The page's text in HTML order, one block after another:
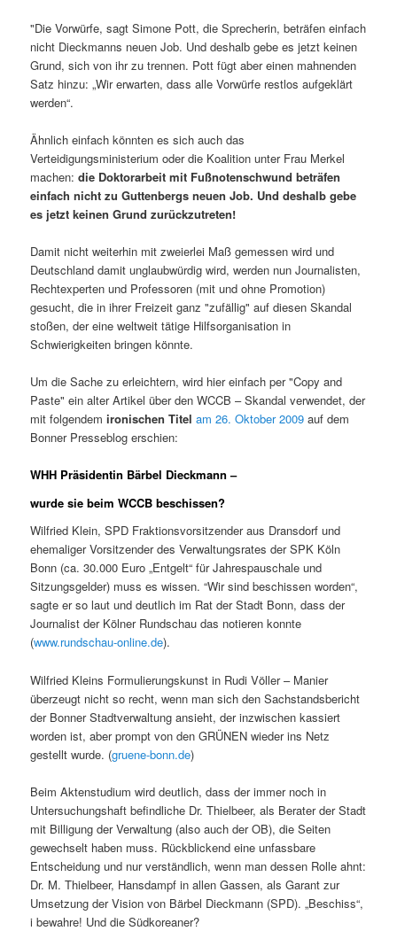
"Die Vorwürfe, sagt Simone Pott, die Sprecherin, beträfen einfach
nicht Dieckmanns neuen Job. Und deshalb gebe es jetzt keinen
Grund, sich von ihr zu trennen. Pott fügt aber einen mahnenden
Satz hinzu: „Wir erwarten, dass alle Vorwürfe restlos aufgeklärt
werden“.
Ähnlich einfach könnten es sich auch das
Verteidigungsministerium oder die Koalition unter Frau Merkel
machen:die Doktorarbeit mit Fußnotenschwund beträfen
einfach nicht zu Guttenbergs neuen Job. Und deshalb gebe
es jetzt keinen Grund zurückzutreten!
Damit nicht weiterhin mit zweierlei Maß gemessen wird und
Deutschland damit unglaubwürdig wird, werden nun Journalisten,
Rechtexperten und Professoren (mit und ohne Promotion)
gesucht, die in ihrer Freizeit ganz "zufällig" auf diesen Skandal
stoßen, der eine weltweit tätige Hilfsorganisation in
Schwierigkeiten bringen könnte.
Um die Sache zu erleichtern, wird hier einfach per "Copy and
Paste" ein alter Artikel über den WCCB – Skandal verwendet, der
mit folgendemironischen Titel am 26. Oktober 2009 auf dem
Bonner Presseblog erschien:
WHH Präsidentin Bärbel Dieckmann –
wurde sie beim WCCB beschissen?
Wilfried Klein, SPD Fraktionsvorsitzender aus Dransdorf und
ehemaliger Vorsitzender des Verwaltungsrates der SPK Köln
Bonn (ca. 30.000 Euro „Entgelt“ für Jahrespauschale und
Sitzungsgelder) muss es wissen. “Wir sind beschissen worden“,
sagte er so laut und deutlich im Rat der Stadt Bonn, dass der
Journalist der Kölner Rundschau das notieren konnte
(www.rundschau-online.de).
Wilfried Kleins Formulierungskunst in Rudi Völler – Manier
überzeugt nicht so recht, wenn man sich den Sachstandsbericht
der Bonner Stadtverwaltung ansieht, der inzwischen kassiert
worden ist, aber prompt von den GRÜNEN wieder ins Netz
gestellt wurde. (gruene-bonn.de)
Beim Aktenstudium wird deutlich, dass der immer noch in
Untersuchungshaft befindliche Dr. Thielbeer, als Berater der Stadt
mit Billigung der Verwaltung (also auch der OB), die Seiten
gewechselt haben muss. Rückblickend eine unfassbare
Entscheidung und nur verständlich, wenn man dessen Rolle ahnt:
Dr. M. Thielbeer, Hansdampf in allen Gassen, als Garant zur
Umsetzung der Vision von Bärbel Dieckmann (SPD). „Beschiss“,
i bewahre! Und die Südkoreaner?